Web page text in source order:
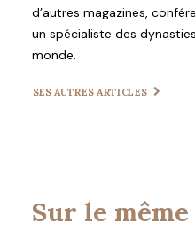
d’autres magazines,
un spécialiste des
monde.
SES AUTRES ARTICLES
Sur le